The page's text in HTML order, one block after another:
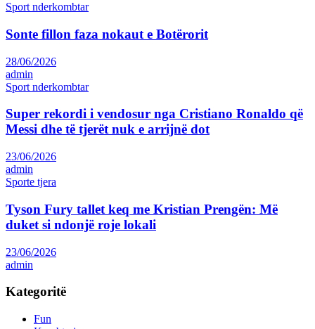
Sport nderkombtar
Sonte fillon faza nokaut e Botërorit
28/06/2026
admin
Sport nderkombtar
Super rekordi i vendosur nga Cristiano Ronaldo që
Messi dhe të tjerët nuk e arrijnë dot
23/06/2026
admin
Sporte tjera
Tyson Fury tallet keq me Kristian Prengën: Më
duket si ndonjë roje lokali
23/06/2026
admin
Kategoritë
Fun